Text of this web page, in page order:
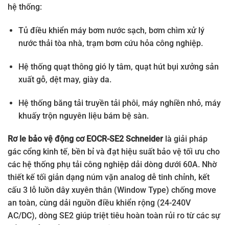
hệ thống:
Tủ điều khiển máy bơm nước sạch, bơm chìm xử lý
nước thải tòa nhà, trạm bơm cứu hỏa công nghiệp.
Hệ thống quạt thông gió ly tâm, quạt hút bụi xưởng sản
xuất gỗ, dệt may, giày da.
Hệ thống băng tải truyền tải phôi, máy nghiền nhỏ, máy
khuấy trộn nguyên liệu bám bệ sàn.
Rơ le bảo vệ động cơ EOCR-SE2 Schneider là giải pháp
gác cổng kinh tế, bền bỉ và đạt hiệu suất bảo vệ tối ưu cho
các hệ thống phụ tải công nghiệp dải dòng dưới 60A. Nhờ
thiết kế tối giản dạng núm vặn analog dễ tinh chỉnh, kết
cấu 3 lỗ luồn dây xuyên thân (Window Type) chống move
an toàn, cùng dải nguồn điều khiển rộng (24-240V
AC/DC), dòng SE2 giúp triệt tiêu hoàn toàn rủi ro từ các sự